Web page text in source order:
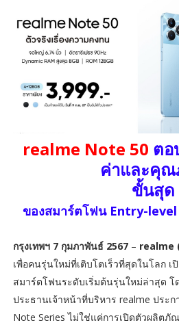
realme Note 50 ตอ
ค่าและคุ
ขั้นสุด
ของสมาร์ตโฟน Entry-level
กรุงเทพฯ 7 กุมภาพันธ์ 2567– realme
เพื่อคนรุ่นใหม่ที่เติบโตเร็วที่สุดในโลก เ
สมาร์ตโฟนระดับเริ่มต้นรุ่นใหม่ล่าสุด โ
ประธานเจ้าหน้าที่บริหาร realme ประก
Note Series ไม่ใช่แค่การเปิดตัวผลิต